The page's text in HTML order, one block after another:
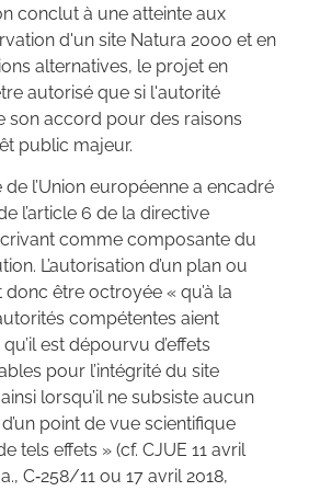
conclut à une atteinte aux
d'un site Natura 2000 et en
alternatives, le projet en
autorisé que si l'autorité
son accord pour des raisons
public majeur.
l’Union européenne a encadré
l’article 6 de la directive
comme composante du
L’autorisation d’un plan ou
donc être octroyée « qu’à la
compétentes aient
est dépourvu d’effets
pour l’intégrité du site
lorsqu’il ne subsiste aucun
point de vue scientifique
tels effets » (cf. CJUE 11 avril
C‑258/11 ou 17 avril 2018,